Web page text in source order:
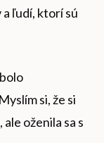
ľudí, ktorí sú
si, že si
oženila sa s